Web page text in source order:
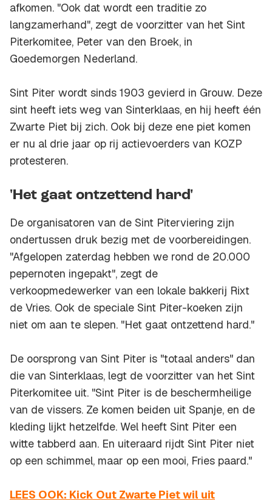
afkomen. "Ook dat wordt een traditie zo
langzamerhand", zegt de voorzitter van het Sint
Piterkomitee, Peter van den Broek, in
Goedemorgen Nederland.
Sint Piter wordt sinds 1903 gevierd in Grouw. Deze
sint heeft iets weg van Sinterklaas, en hij heeft één
Zwarte Piet bij zich. Ook bij deze ene piet komen
er nu al drie jaar op rij actievoerders van KOZP
protesteren.
'Het gaat ontzettend hard'
De organisatoren van de Sint Piterviering zijn
ondertussen druk bezig met de voorbereidingen.
"Afgelopen zaterdag hebben we rond de 20.000
pepernoten ingepakt", zegt de
verkoopmedewerker van een lokale bakkerij Rixt
de Vries. Ook de speciale Sint Piter-koeken zijn
niet om aan te slepen. "Het gaat ontzettend hard."
De oorsprong van Sint Piter is "totaal anders" dan
die van Sinterklaas, legt de voorzitter van het Sint
Piterkomitee uit. "Sint Piter is de beschermheilige
van de vissers. Ze komen beiden uit Spanje, en de
kleding lijkt hetzelfde. Wel heeft Sint Piter een
witte tabberd aan. En uiteraard rijdt Sint Piter niet
op een schimmel, maar op een mooi, Fries paard."
LEES OOK: Kick Out Zwarte Piet wil uit